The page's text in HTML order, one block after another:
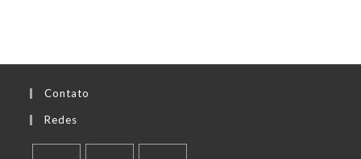
Contato
Redes